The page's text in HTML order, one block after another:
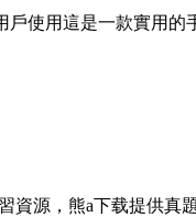
使用這是一款實用
資源，熊a下载提供真